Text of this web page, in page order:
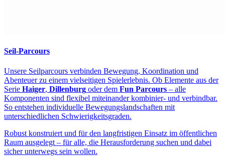
Seil-Parcours
Unsere Seilparcours verbinden Bewegung, Koordination und
Abenteuer zu einem vielseitigen Spielerlebnis. Ob Elemente aus der
Serie Haiger, Dillenburg oder dem Fun Parcours – alle
Komponenten sind flexibel miteinander kombinier- und verbindbar.
So entstehen individuelle Bewegungslandschaften mit
unterschiedlichen Schwierigkeitsgraden.
Robust konstruiert und für den langfristigen Einsatz im öffentlichen
Raum ausgelegt – für alle, die Herausforderung suchen und dabei
sicher unterwegs sein wollen.